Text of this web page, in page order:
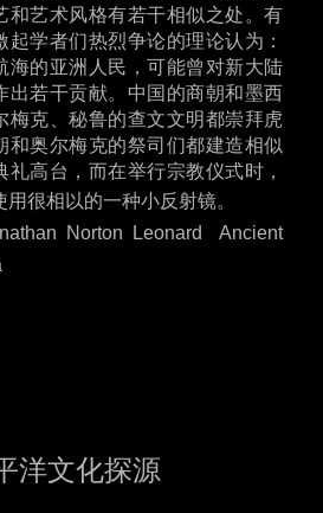
和艺术风格有若干相似之处。有
起学者们热烈争论的理论认为：
海的亚洲人民，可能曾对新大陆
出若干贡献。中国的商朝和墨西
梅克、秘鲁的查文文明都崇拜虎
和奥尔梅克的祭司们都建造相似
礼高台，而在举行宗教仪式时，
用很相以的一种小反射镜。
Norton Leonard Ancient
洋文化探源